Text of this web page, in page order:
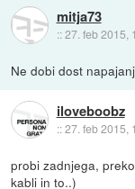
mitja73
::27. feb 2015,
Ne dobi dost
iloveboobz
::27. feb 2015,
probi zadnjega,
kabli in to..)